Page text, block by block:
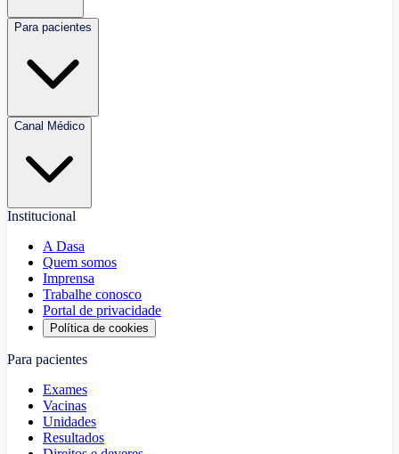
Para pacientes
Canal Médico
Institucional
A Dasa
Quem somos
Imprensa
Trabalhe conosco
Portal de privacidade
Política de cookies
Para pacientes
Exames
Vacinas
Unidades
Resultados